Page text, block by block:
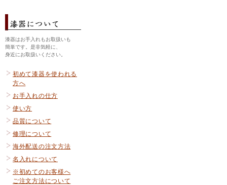
漆器はお手入れもお取扱いも
簡単です。是非気軽に、
身近にお取扱いください。
初めて漆器を使われる
方へ
お手入れの仕方
使い方
品質について
修理について
海外配送の注文方法
名入れについて
※初めてのお客様へ
ご注文方法について